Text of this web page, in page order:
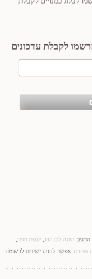
לקבלת עדכונים
דאגה לבן הזוג, יועצת זוגית,
פותרת. אפשר להגיע ישירות לרשומה